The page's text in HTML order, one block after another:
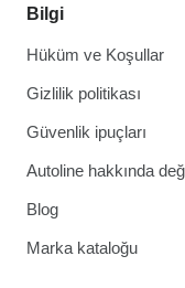
Bilgi
Hüküm ve Koşullar
Gizlilik politikası
Güvenlik ipuçları
Autoline hakkında
Blog
Marka kataloğu